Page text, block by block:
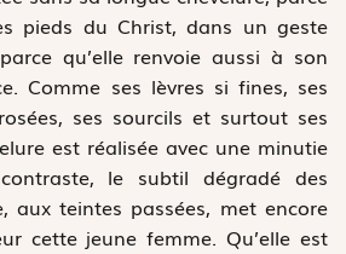
pieds du Christ, dans un geste
qu’elle renvoie aussi à son
Comme ses lèvres si fines, ses
ses sourcils et surtout ses
est réalisée avec une minutie
le subtil dégradé des
aux teintes passées, met encore
cette jeune femme. Qu’elle est